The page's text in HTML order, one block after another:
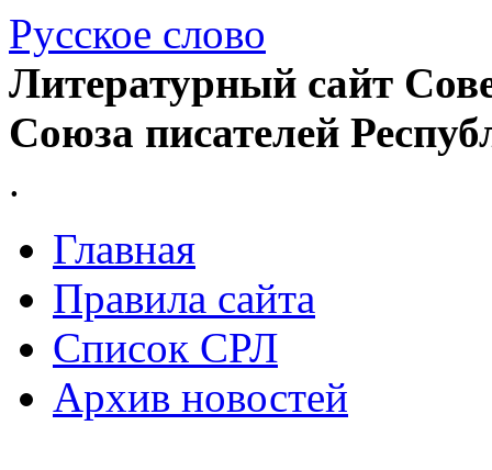
Русское слово
Литературный сайт
Союза писателей
.
Главная
Правила сайта
Список СРЛ
Архив новостей